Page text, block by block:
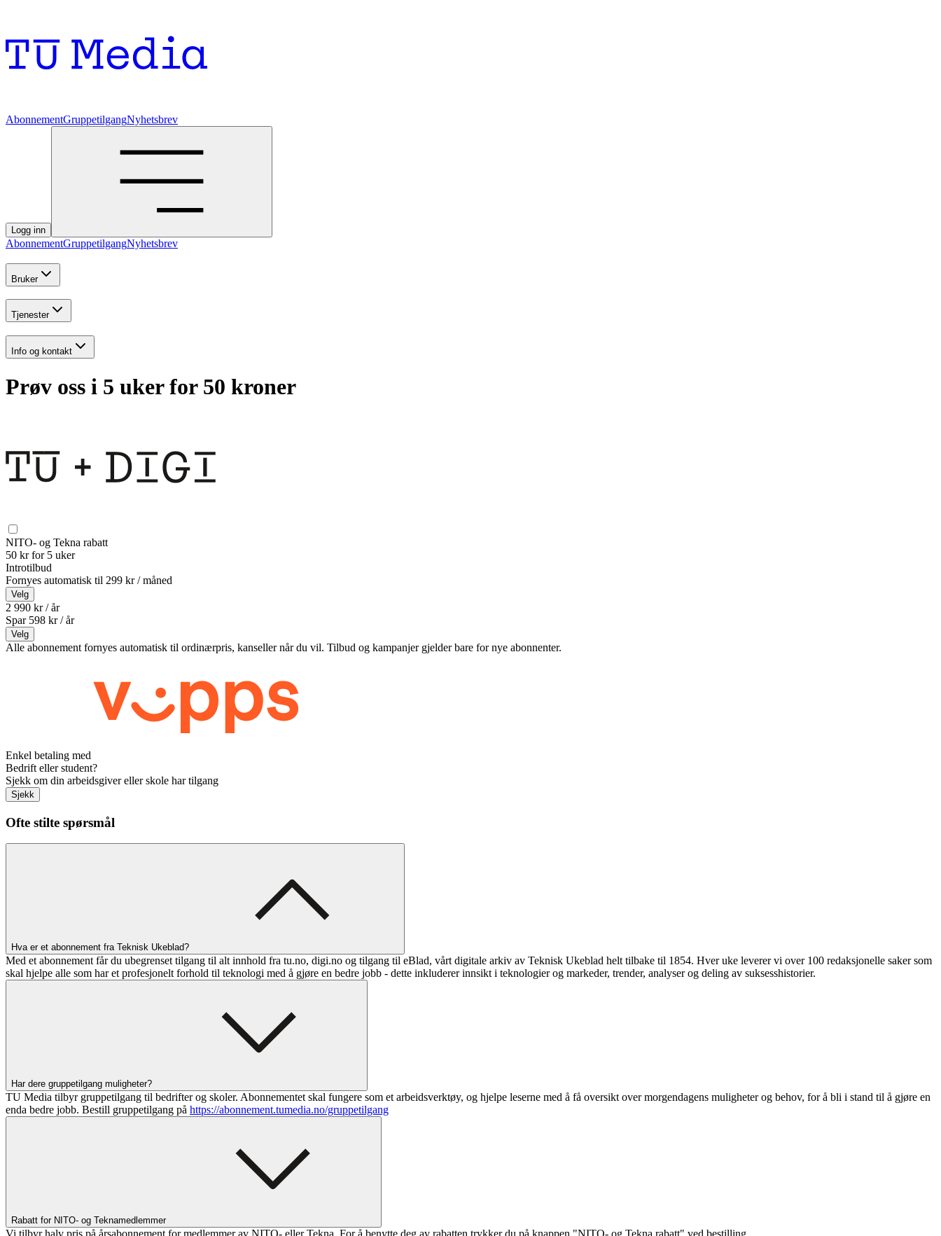
AbonnementGruppetilgangNyhetsbrev
Logg inn
AbonnementGruppetilgangNyhetsbrev
Bruker
Tjenester
Info og kontakt
Prøv oss i 5 uker for 50 kroner
NITO- og Tekna rabatt
50 kr for 5 uker
Introtilbud
Fornyes automatisk til 299 kr / måned
Velg
2 990 kr / år
Spar 598 kr /år
Velg
Alle abonnement fornyes automatisk til ordinærpris, kanseller når du vil. Tilbud og kampanjer gjelder bare for nye abonnenter.
Enkel betaling med
Bedrift eller student?
Sjekk om din arbeidsgiver eller skole har tilgang
Sjekk
Ofte stilte spørsmål
Hva er et abonnement fra Teknisk Ukeblad?
Med et abonnement får du ubegrenset tilgang til alt innhold fra tu.no, digi.no og tilgang til eBlad, vårt digitale arkiv av Teknisk Ukeblad helt tilbake til 1854. Hver uke leverer vi over 100 redaksjonelle saker som
skal hjelpe alle som har et profesjonelt forhold til teknologi med å gjøre en bedre jobb - dette inkluderer innsikt i teknologier og markeder, trender, analyser og deling av suksesshistorier.
Har dere gruppetilgang muligheter?
TU Media tilbyr gruppetilgang til bedrifter og skoler. Abonnementet skal fungere som et arbeidsverktøy, og hjelpe leserne med å få oversikt over morgendagens muligheter og behov, for å bli i stand til å gjøre en
enda bedre jobb. Bestill gruppetilgang på https://abonnement.tumedia.no/gruppetilgang
Rabatt for NITO- og Teknamedlemmer